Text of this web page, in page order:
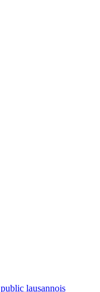
lausannois